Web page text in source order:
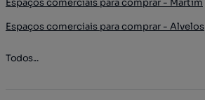
Espaços comerciais para comprar - Martim
Espaços comerciais para comprar - Alvelos
Todos...